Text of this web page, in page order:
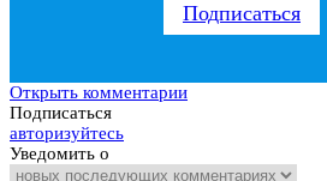
Подписаться
Открыть комментарии
Подписаться
авторизуйтесь
Уведомить о